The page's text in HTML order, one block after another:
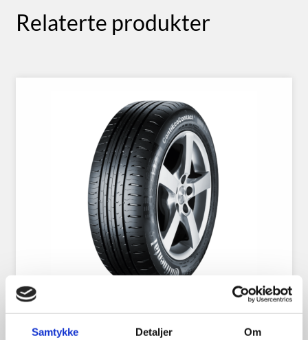
Samtykke Detaljer Om
Relaterte produkter
Continental Eco Contact 6